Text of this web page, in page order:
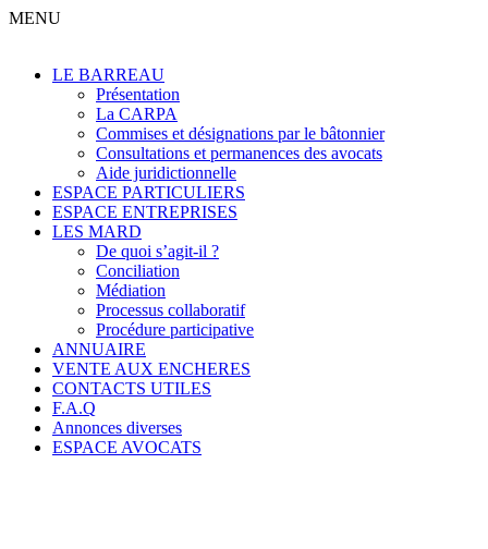
MENU
LE BARREAU
Présentation
La CARPA
Commises et désignations par le bâtonnier
Consultations et permanences des avocats
Aide juridictionnelle
ESPACE PARTICULIERS
ESPACE ENTREPRISES
LES MARD
De quoi s’agit-il ?
Conciliation
Médiation
Processus collaboratif
Procédure participative
ANNUAIRE
VENTE AUX ENCHERES
CONTACTS UTILES
F.A.Q
Annonces diverses
ESPACE AVOCATS